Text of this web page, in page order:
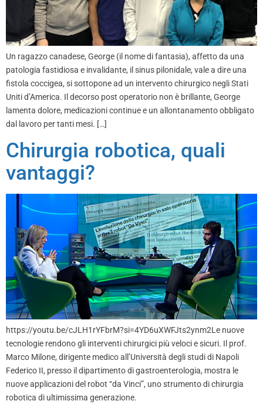
Un ragazzo canadese, George (il nome di fantasia), affetto da una
patologia fastidiosa e invalidante, il sinus pilonidale, vale a dire una
fistola coccigea, si sottopone ad un intervento chirurgico negli Stati
Uniti d’America. Il decorso post operatorio non è brillante, George
lamenta dolore, medicazioni continue e un allontanamento obbligato
dal lavoro per tanti mesi. […]
Chirurgia robotica, quali
vantaggi?
https://youtu.be/cJLH1rYFbrM?si=4YD6uXWFJts2ynm2Le nuove
tecnologie rendono gli interventi chirurgici più veloci e sicuri. Il prof.
Marco Milone, dirigente medico all’Università degli studi di Napoli
Federico II, presso il dipartimento di gastroenterologia, mostra le
nuove applicazioni del robot “da Vinci”, uno strumento di chirurgia
robotica di ultimissima generazione.